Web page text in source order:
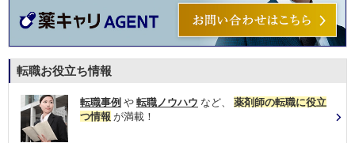
転職お役立ち情報
転職事例 や 転職ノウハウ など、 薬剤師の転職に役立
つ情報 が満載！